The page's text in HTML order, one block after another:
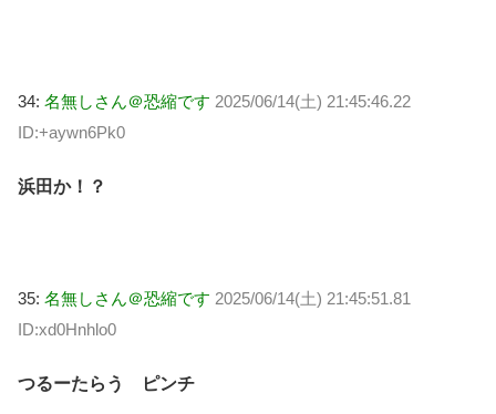
34: 名無しさん＠恐縮です 2025/06/14(土) 21:45:46.22
ID:+aywn6Pk0
浜田か！？
35: 名無しさん＠恐縮です 2025/06/14(土) 21:45:51.81
ID:xd0Hnhlo0
つるーたらう ピンチ